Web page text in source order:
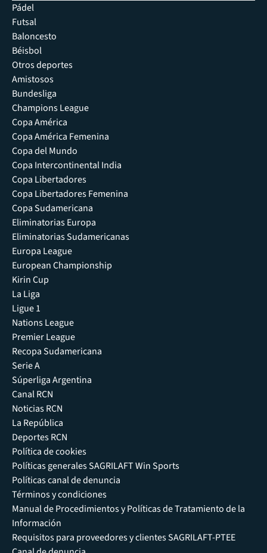
Pádel
Futsal
Baloncesto
Béisbol
Otros deportes
Amistosos
Bundesliga
Champions League
Copa América
Copa América Femenina
Copa del Mundo
Copa Intercontinental India
Copa Libertadores
Copa Libertadores Femenina
Copa Sudamericana
Eliminatorias Europa
Eliminatorias Sudamericanas
Europa League
European Championship
Kirin Cup
La Liga
Ligue 1
Nations League
Premier League
Recopa Sudamericana
Serie A
Súperliga Argentina
Canal RCN
Noticias RCN
La República
Deportes RCN
Política de cookies
Políticas generales SAGRILAFT Win Sports
Políticas canal de denuncia
Términos y condiciones
Manual de Procedimientos y Políticas de Tratamiento de la
Información
Requisitos para proveedores y clientes SAGRILAFT-PTEE